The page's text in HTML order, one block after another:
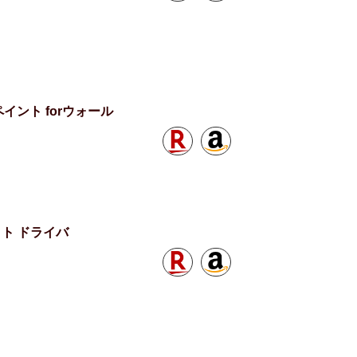
イント forウォール
ドライバ